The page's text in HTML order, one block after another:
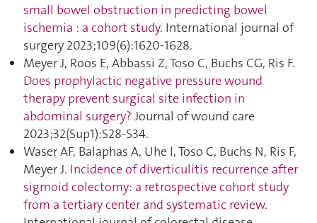
small bowel obstruction in predicting bowel
ischemia : a cohort study. International journal of
surgery 2023;109(6):1620‑1628.
Meyer J, Roos E, Abbassi Z, Toso C, Buchs CG, Ris F.
Does prophylactic negative pressure wound
therapy prevent surgical site infection in
abdominal surgery? Journal of wound care
2023;32(Sup1):S28‑S34.
Waser AF, Balaphas A, Uhe I, Toso C, Buchs N, Ris F,
Meyer J. Incidence of diverticulitis recurrence after
sigmoid colectomy: a retrospective cohort study
from a tertiary center and systematic review.